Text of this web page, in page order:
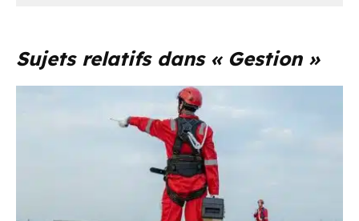
Sujets relatifs dans « Gestion »